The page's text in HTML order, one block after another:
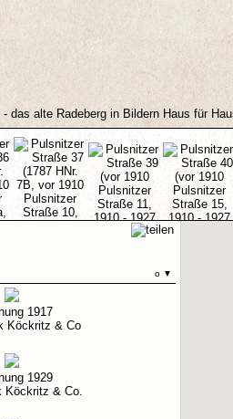
das alte Radeberg in Bildern Haus für
o ▼
1917
Köckritz & Co
1929
Köckritz & Co.